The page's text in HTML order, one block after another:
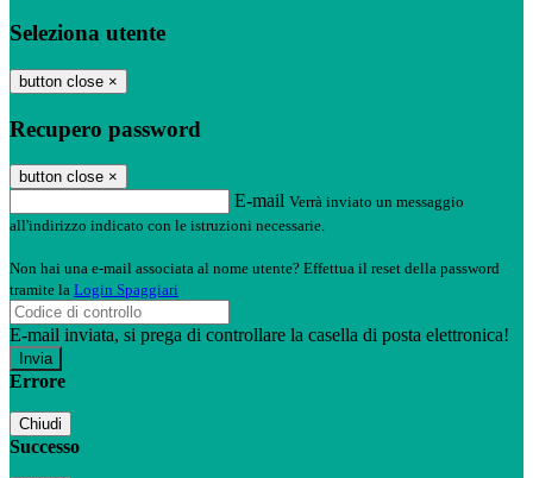
Seleziona utente
button close ×
Recupero password
button close ×
E-mail Verrà inviato un messaggio
all'indirizzo indicato con le istruzioni necessarie.
Non hai una e-mail associata al nome utente? Effettua il reset della password
tramite la Login Spaggiari
E-mail inviata, si prega di controllare la casella di posta elettronica!
Errore
Chiudi
Successo